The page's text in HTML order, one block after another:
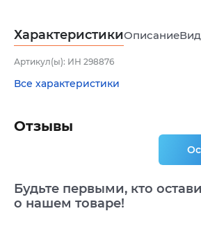
ХарактеристикиОписание
Артикул(ы): ИН 298876
Все характеристики
Отзывы
Будьте первыми, кто
о нашем товаре!